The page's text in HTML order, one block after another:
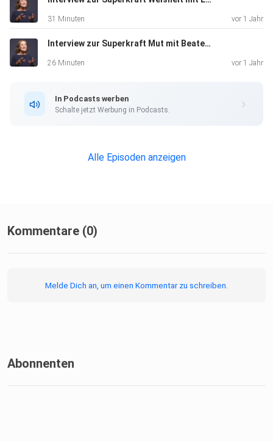
31 Minuten vor 1 Jahr
Interview zur Superkraft Mut mit Beate Gramling
26 Minuten vor 1 Jahr
In Podcasts werben
Schalte jetzt Werbung in Podcasts.
Alle Episoden anzeigen
Kommentare (0)
Melde Dich an, um einen Kommentar zu schreiben.
Abonnenten